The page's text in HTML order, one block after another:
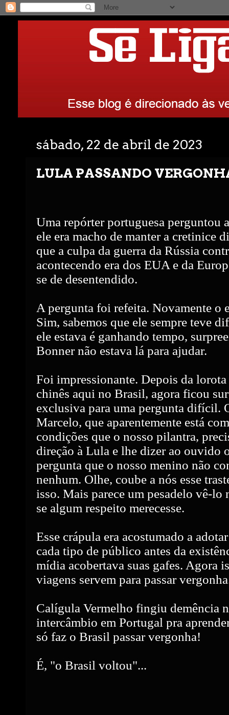
sábado, 22 de abril de 2023
LULA PASSANDO
Uma repórter portuguesa perguntou
ele era macho de manter a cretinice
que a culpa da guerra da Rússia
acontecendo era dos EUA e da
se de desentendido.
A pergunta foi refeita. Novamente o
Sim, sabemos que ele sempre teve
ele estava é ganhando tempo,
Bonner não estava lá para ajudar.
Foi impressionante. Depois da lorota
chinês aqui no Brasil, agora ficou
exclusiva para uma pergunta difícil.
Marcelo, que aparentemente está
condições que o nosso pilantra,
direção à Lula e lhe dizer ao ouvido
pergunta que o nosso menino não
nenhum. Olhe, coube a nós esse
isso. Mais parece um pesadelo vê-
se algum respeito merecesse.
Esse crápula era acostumado a
cada tipo de público antes da
mídia acobertava suas gafes. Agora
viagens servem para passar
Calígula Vermelho fingiu demência
intercâmbio em Portugal pra
só faz o Brasil passar vergonha!
É, "o Brasil voltou"...